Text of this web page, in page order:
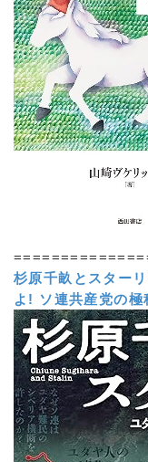
杉原千畝とスター
よ! ソ連共産党の極